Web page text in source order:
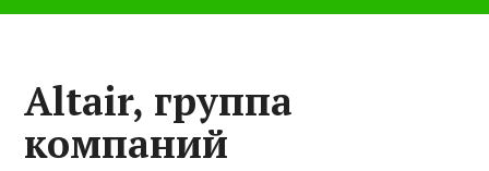
Altair, группа
компаний